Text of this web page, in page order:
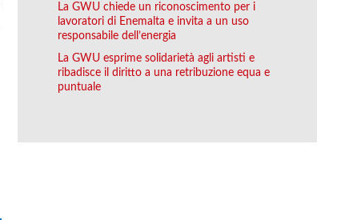
La GWU chiede un riconoscimento per i
lavoratori di Enemalta e invita a un uso
responsabile dell’energia
La GWU esprime solidarietà agli artisti e
ribadisce il diritto a una retribuzione equa e
puntuale